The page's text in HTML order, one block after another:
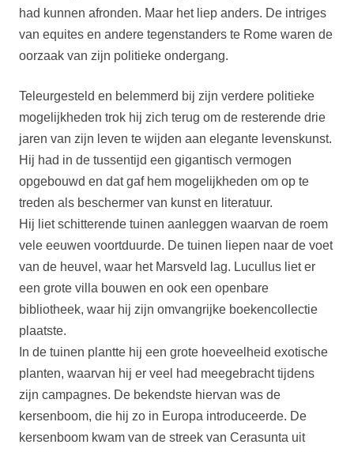
had kunnen afronden. Maar het liep anders. De intriges
van equites en andere tegenstanders te Rome waren de
oorzaak van zijn politieke ondergang.
Teleurgesteld en belemmerd bij zijn verdere politieke
mogelijkheden trok hij zich terug om de resterende drie
jaren van zijn leven te wijden aan elegante levenskunst.
Hij had in de tussentijd een gigantisch vermogen
opgebouwd en dat gaf hem mogelijkheden om op te
treden als beschermer van kunst en literatuur.
Hij liet schitterende tuinen aanleggen waarvan de roem
vele eeuwen voortduurde. De tuinen liepen naar de voet
van de heuvel, waar het Marsveld lag. Lucullus liet er
een grote villa bouwen en ook een openbare
bibliotheek, waar hij zijn omvangrijke boekencollectie
plaatste.
In de tuinen plantte hij een grote hoeveelheid exotische
planten, waarvan hij er veel had meegebracht tijdens
zijn campagnes. De bekendste hiervan was de
kersenboom, die hij zo in Europa introduceerde. De
kersenboom kwam van de streek van Cerasunta uit